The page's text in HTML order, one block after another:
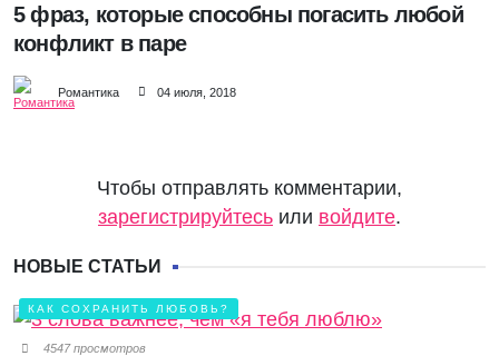
5 фраз, которые способны погасить любой
конфликт в паре
Романтика 04 июля, 2018
Чтобы отправлять комментарии,
зарегистрируйтесь или войдите.
НОВЫЕ СТАТЬИ
КАК СОХРАНИТЬ ЛЮБОВЬ?
4547 просмотров